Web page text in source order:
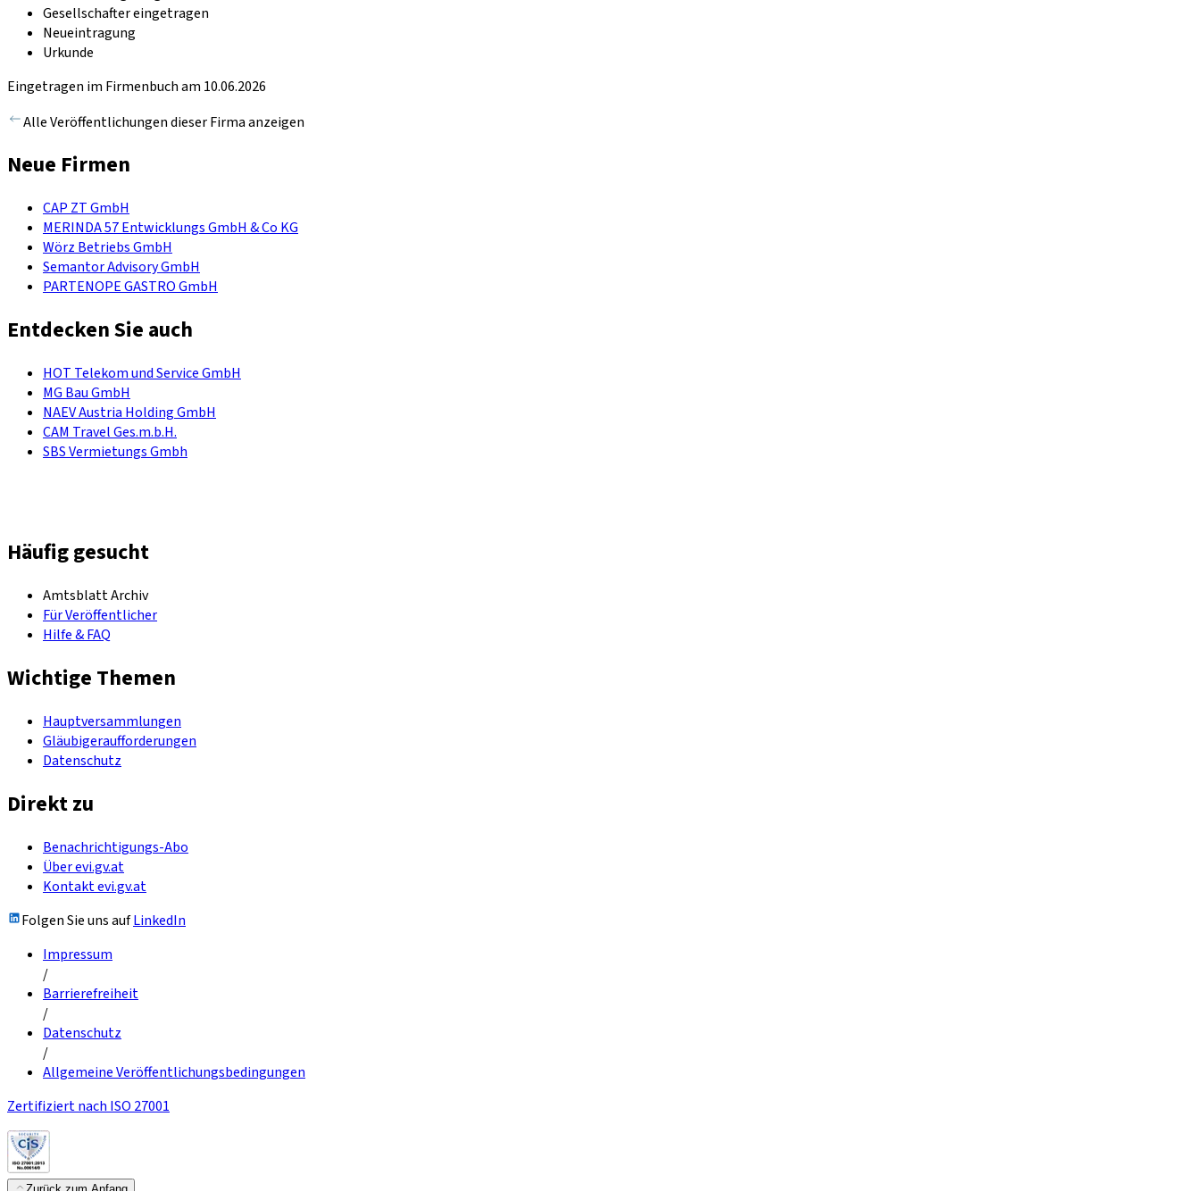
Gesellschafter eingetragen
Neueintragung
Urkunde
Eingetragen im Firmenbuch am 10.06.2026
Alle Veröffentlichungen dieser Firma anzeigen
Neue Firmen
CAP ZT GmbH
MERINDA 57 Entwicklungs GmbH & Co KG
Wörz Betriebs GmbH
Semantor Advisory GmbH
PARTENOPE GASTRO GmbH
Entdecken Sie auch
HOT Telekom und Service GmbH
MG Bau GmbH
NAEV Austria Holding GmbH
CAM Travel Ges.m.b.H.
SBS Vermietungs Gmbh
Häufig gesucht
Amtsblatt Archiv
Für Veröffentlicher
Hilfe & FAQ
Wichtige Themen
Hauptversammlungen
Gläubigeraufforderungen
Datenschutz
Direkt zu
Benachrichtigungs-Abo
Über evi.gv.at
Kontakt evi.gv.at
Folgen Sie uns aufLinkedIn
Impressum
/
Barrierefreiheit
/
Datenschutz
/
Allgemeine Veröffentlichungsbedingungen
Zertifiziert nach ISO 27001
Zurück zum Anfang